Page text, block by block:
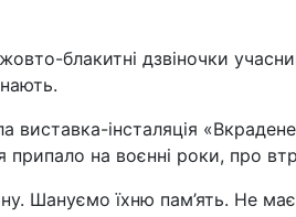
блакитні дзвіночки
виставка-інсталяція
припало на воєнні роки, про
Шануємо їхню пам’ять. Не